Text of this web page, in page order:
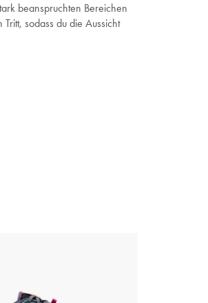
beanspruchten Bereichen
sodass du die Aussicht